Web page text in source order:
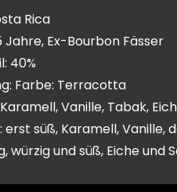
Rica
Jahre, Ex-Bourbon Fässer
40%
Farbe: Terracotta
Vanille, Tabak,
süß, Karamell, Vanille,
würzig und süß, Eiche und